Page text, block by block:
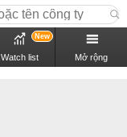
Watch list
New
Mở rộng